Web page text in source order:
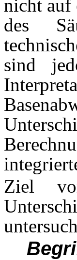
nicht auf
des
sind
Ziel